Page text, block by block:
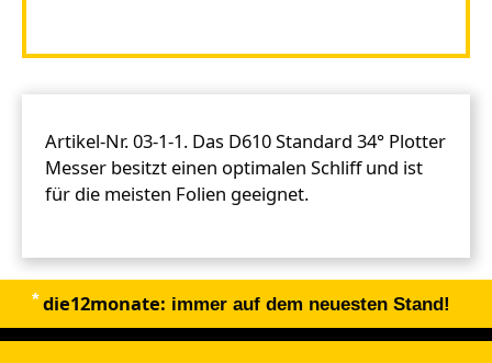
Artikel-Nr. 03-1-1. Das D610 Standard 34° Plotter
Messer besitzt einen optimalen Schliff und ist
für die meisten Folien geeignet.
die12monate: immer auf dem neuesten Stand!